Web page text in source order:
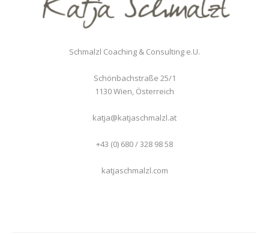
Schmalzl Coaching & Consulting e.U.
Schönbachstraße 25/1
1130Wien, Österreich
katja@katjaschmalzl.at
+43 (0) 680 / 328 98 58
katjaschmalzl.com